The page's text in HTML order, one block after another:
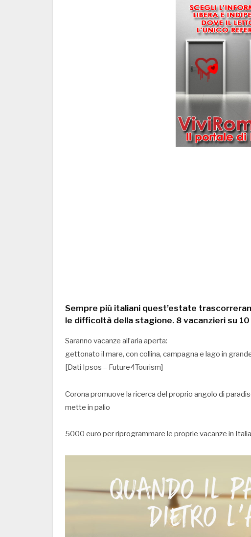
Sempre più italiani quest’estate
le difficoltà della stagione. 8 vacanzieri su
Saranno vacanze all’aria aperta:
gettonato il mare, con collina, campagna e lago in
[Dati Ipsos – Future4Tourism]
Corona promuove la ricerca del proprio angolo di
mette in palio
5000 euro per riprogrammare le proprie vacanze in Italia